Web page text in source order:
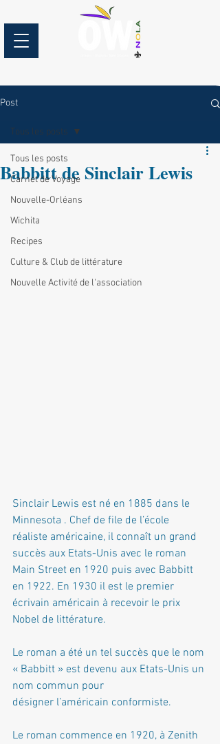
Post
Tous les posts
Carnet de Voyage
Nouvelle-Orléans
Wichita
Recipes
Culture & Club de littérature
Nouvelle Activité de l'association
Tous les posts
Babbitt de Sinclair Lewis
Sinclair Lewis est né en 1885 dans le
Minnesota . Chef de file de l’école
réaliste américaine, il connaît un grand
succès aux Etats-Unis avec le roman
Main Street en 1920 puis avec Babbitt
en 1922. En 1930 il est le premier
écrivain américain à recevoir le prix
Nobel de littérature.
Le roman a été un tel succès que le nom
« Babbitt » est devenu aux Etats-Unis un
nom commun pour
désigner l’américain conformiste.
Le roman commence en 1920, à Zenith